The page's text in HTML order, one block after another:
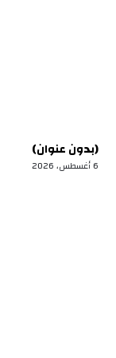
(بدون عنوان)
6 أغسطس، 2026